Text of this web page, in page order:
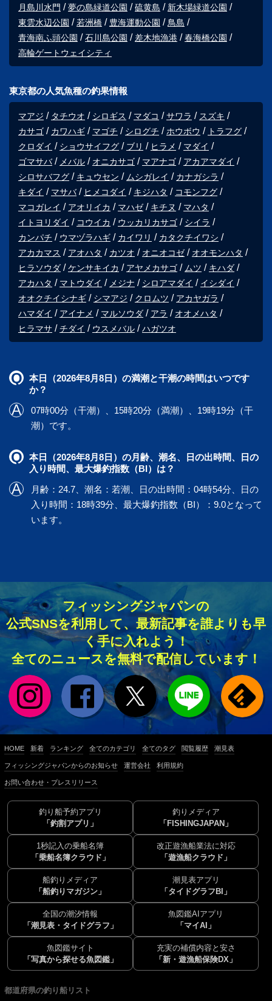
月島川水門 夢の島緑道公園 硫黄島
新木場緑道公園
東雲水辺公園
若洲橋 豊海運動公園
鳥島
青海南ふ頭公園
石川島公園 差木地漁港
春海橋公園
高輪ゲートウェイシティ
東京都の人気魚種の釣果情報
マアジ タチウオ シロギス マダコ サワラ
スズキ
カサゴ
カワハギ マゴチ シログチ ホウボウ
トラフグ
クロダイ
ショウサイフグ ブリ ヒラメ
マダイ
ゴマサバ
メバル オニカサゴ マアナゴ
アカアマダイ
シロサバフグ
キュウセン ムシガレイ
カナガシラ
キダイ
マサバ ヒメコダイ キジハタ
コモンフグ
マコガレイ
アオリイカ マハゼ キチヌ
マハタ
イトヨリダイ
コウイカ ウッカリカサゴ
シイラ
カンパチ
ウマヅラハギ カイワリ
カタクチイワシ
アカカマス
アオハタ カツオ オニオコゼ
オオモンハタ
ヒラソウダ
ケンサキイカ アヤメカサゴ ムツ
キハダ
アカハタ
マトウダイ メジナ シロアマダイ
イシダイ
オオクチイシナギ
シマアジ クロムツ
アカヤガラ
ハマダイ
アイナメ マルソウダ アラ
オオメハタ
ヒラマサ
チダイ ウスメバル ハガツオ
本日（2026年8月8日）の満潮と干潮の時間はいつです
か？
07時00分（干潮）、15時20分（満潮）、19時19分（干
潮）です。
本日（2026年8月8日）の月齢、潮名、日の出時間、日の
入り時間、最大爆釣指数（BI）は？
月齢：24.7、潮名：若潮、日の出時間：04時54分、日の
入り時間：18時39分、最大爆釣指数（BI）：9.0となって
います。
フィッシングジャパンの
公式SNSを利用して、最新記事を誰よりも早
く手に入れよう！
全てのニュースを無料で配信しています！
HOME 新着 ランキング 全てのカテゴリ 全てのタグ 閲覧履歴 潮見表
フィッシングジャパンからのお知らせ 運営会社 利用規約
お問い合わせ・プレスリリース
釣り船予約アプリ
「釣割アプリ」
釣りメディア
「FISHINGJAPAN」
1秒記入の乗船名簿
「乗船名簿クラウド」
改正遊漁船業法に対応
「遊漁船クラウド」
船釣りメディア
「船釣りマガジン」
潮見表アプリ
「タイドグラフBI」
全国の潮汐情報
「潮見表・タイドグラフ」
魚図鑑AIアプリ
「マイAI」
魚図鑑サイト
「写真から探せる魚図鑑」
充実の補償内容と安さ
「新・遊漁船保険DX」
都道府県の釣り船リスト